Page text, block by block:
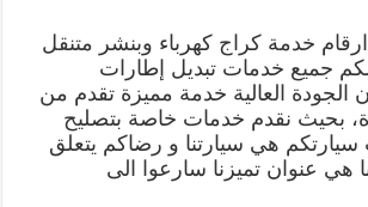
خدمة كراج كهرباء وبنشر متنقل
جميع خدمات تبديل إطارات
العالية خدمة مميزة تقدم من
بحيث نقدم خدمات خاصة بتصليح
سيارتكم هي سيارتنا و رضاكم يتعلق
هي عنوان تميزنا سارعوا الى